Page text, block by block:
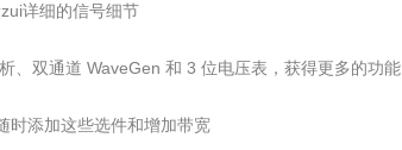
详细的信号细节
、双通道 WaveGen 和 3 位电压表，获得更多的功能
时添加这些选件和增加带宽